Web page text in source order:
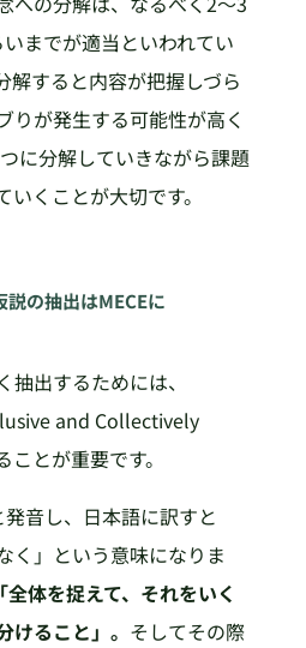
までが適当といわれてい
解すると内容が把握しづら
りが発生する可能性が高く
に分解していきながら課題
くことが大切です。
の抽出はMECEに
出するためには、
and Collectively
とが重要です。
発音し、日本語に訳すと
く」という意味になりま
体を捉えて、それをいく
けること」。 そしてその際